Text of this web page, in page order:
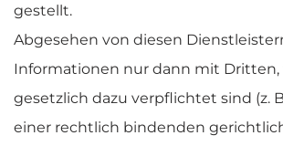
gestellt.
Abgesehen von diesen
Informationen nur dann mit Dritten,
gesetzlich dazu verpflichtet sind (z.
einer rechtlich bindenden